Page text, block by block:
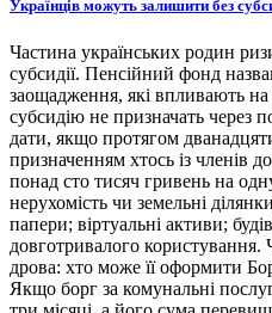
Українців можуть залишити без
Частина українських родин
субсидії. Пенсійний фонд
заощадження, які впливають
субсидію не призначать через
дати, якщо протягом
призначенням хтось із членів
понад сто тисяч гривень на
нерухомість чи земельні
папери; віртуальні активи;
довготривалого користування.
дрова: хто може її оформити
Якщо борг за комунальні